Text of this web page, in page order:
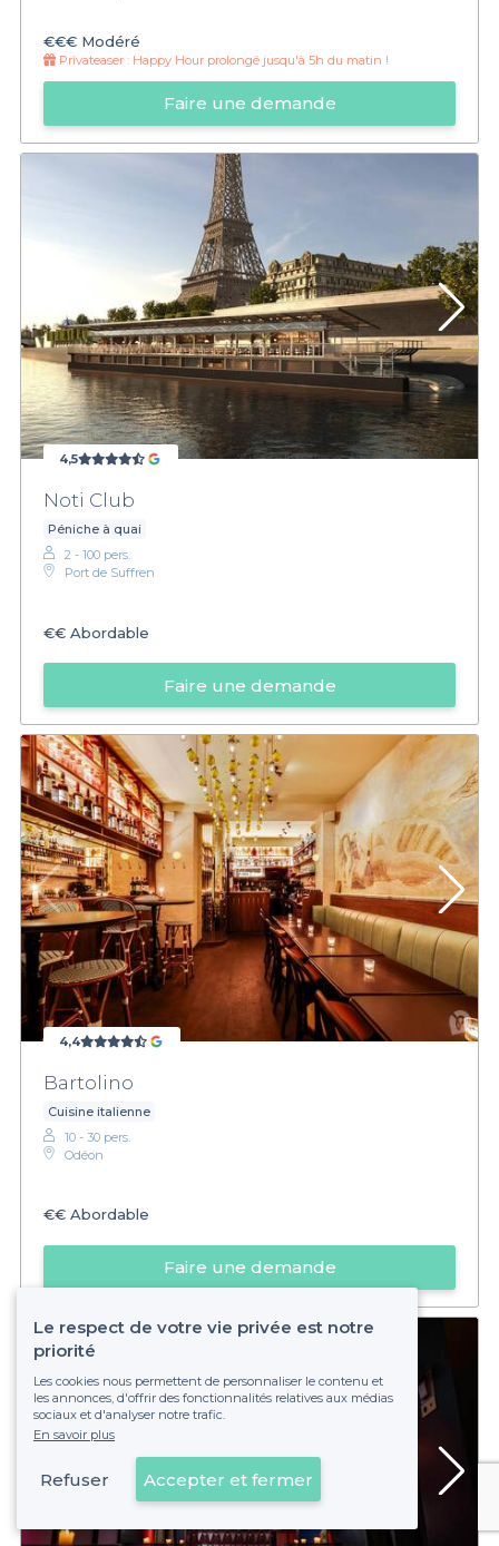
€€€ Modéré
Privateaser : Happy Hour prolongé jusqu'à 5h du matin !
Faire une demande
4,5
Noti Club
Péniche à quai
2 - 100 pers.
Port de Suffren
€€ Abordable
Faire une demande
4,4
Bartolino
Cuisine italienne
10 - 30 pers.
Odéon
€€ Abordable
Faire une demande
Voir sur la carte
Le respect de votre vie privée est notre
priorité
Les cookies nous permettent de personnaliser le contenu et
les annonces, d'offrir des fonctionnalités relatives aux médias
sociaux et d'analyser notre trafic.
En savoir plus
Refuser Accepter et fermer